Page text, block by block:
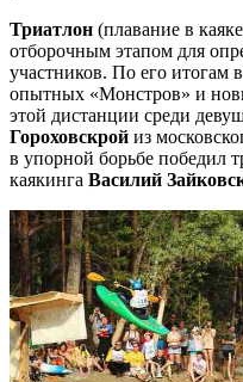
Триатлон (плавание в
отборочным этапом для
участников. По его итогам
опытных «Монстров» и
этой дистанции среди
Гороховскрой из
в упорной борьбе победил
каякинга Василий